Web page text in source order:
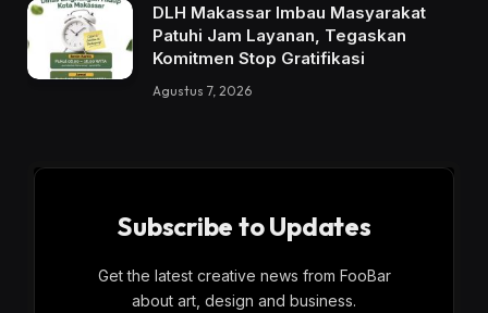
DLH Makassar Imbau Masyarakat
Patuhi Jam Layanan, Tegaskan
Komitmen Stop Gratifikasi
Agustus 7, 2026
Subscribe to Updates
Get the latest creative news from FooBar
about art, design and business.